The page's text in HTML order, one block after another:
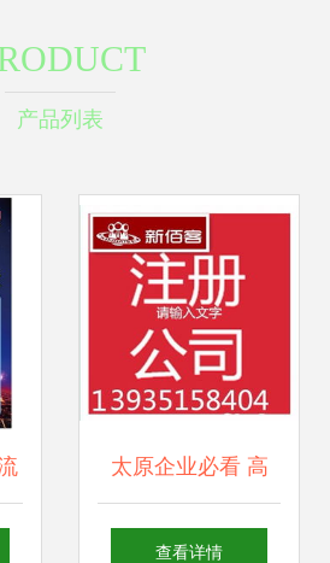
产品列表
太原企业必看 高
效、省心的代理记
查看详情